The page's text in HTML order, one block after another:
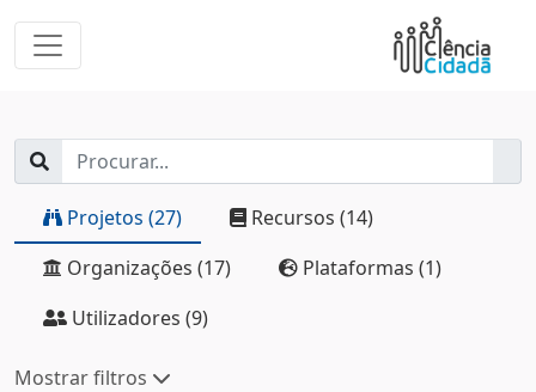
Projetos (27)
Recursos (14)
Organizações (17)
Plataformas (1)
Utilizadores (9)
Mostrar filtros